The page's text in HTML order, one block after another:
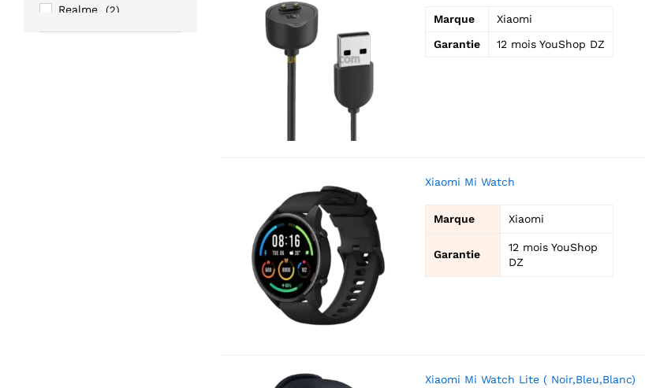
Marque
Xiaomi
Garantie
12 mois YouShop DZ
Xiaomi Mi Watch
Marque Xiaomi
Garantie
12 mois YouShop
DZ
Xiaomi Mi Watch Lite ( Noir,Bleu,Blanc)
Realme (2)
Xiaomi (9)